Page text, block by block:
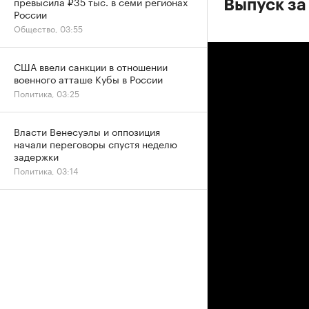
Выпуск
России
Общество, 03:55
США ввели санкции в отношении
военного атташе Кубы в России
Политика, 03:25
Власти Венесуэлы и оппозиция
начали переговоры спустя неделю
задержки
Политика, 03:14